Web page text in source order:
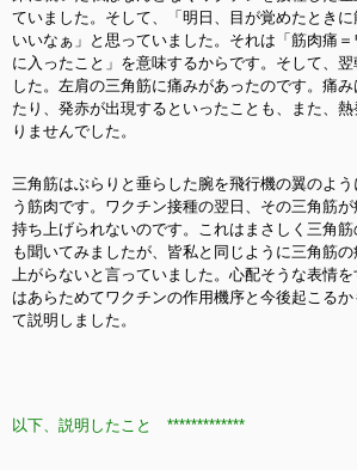
ていました。そして、「明日、目が覚めたとき
いいなぁ」と思っていました。それは「筋肉痛
に入ったこと」を意味するからです。そして、
した。左肩の三角筋に痛みがあったのです。痛
たり、発赤が出現するといったことも、また、
りませんでした。
三角筋はぶらりと垂らした腕を飛行機の翼のよ
う筋肉です。ワクチン接種の翌日、その三角筋
持ち上げられないのです。これはまさしく三角
も聞いてみましたが、皆私と同じように三角筋
上がらないと言っていました。心配そうな表情
はあらためてワクチンの作用機序と今後起こる
て説明しました。
以下、説明したこと *************